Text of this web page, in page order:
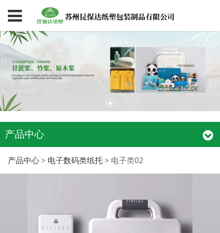
产品中心
电子类02
产品中心> 电子数码类纸托> 电子类02